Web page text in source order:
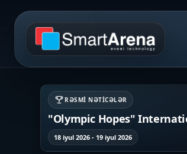
RƏSMI NƏTICƏLƏR
"Olympic Hopes"
18 iyul 2026 - 19 iyul 2026